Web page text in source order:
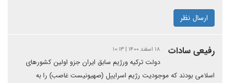
ارسال نظر
رفیعی سادات ۱۸ اسفند ۱۴۰۰ | ۱۰:۱۳
دولت ترکیه ورژیم سابق ایران جزو اولین کشورهای
اسلامی بودند که موجودیت رژیم اسراییل (صهیونیست غاصب) را به